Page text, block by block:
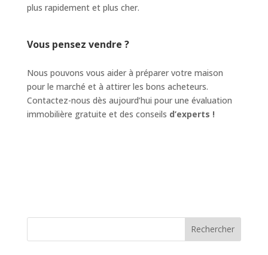
plus rapidement et plus cher.
Vous pensez vendre ?
Nous pouvons vous aider à préparer votre maison
pour le marché et à attirer les bons acheteurs.
Contactez-nous dès aujourd’hui pour une évaluation
immobilière gratuite et des conseils d’experts !
Rechercher